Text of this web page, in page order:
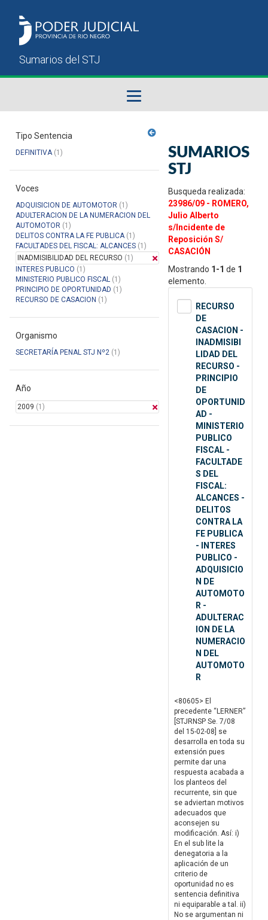
Sumarios del STJ
Manual del Usuario
Tipo Sentencia
DEFINITIVA(1)
Voces
ADQUISICION DE AUTOMOTOR (1)
ADULTERACION DE LA NUMERACION DEL
AUTOMOTOR (1)
DELITOS CONTRA LA FE PUBLICA(1)
FACULTADES DEL FISCAL: ALCANCES (1)
INADMISIBILIDAD DEL RECURSO (1)
INTERES PUBLICO (1)
MINISTERIO PUBLICO FISCAL (1)
PRINCIPIO DE OPORTUNIDAD (1)
RECURSO DE CASACION (1)
Organismo
SECRETARÍA PENAL STJ Nº2 (1)
Año
2009 (1)
SUMARIOS
STJ
Busqueda realizada:
23986/09 - ROMERO,
Julio Alberto
s/Incidente de
Reposición S/
CASACIÓN
Mostrando 1-1 de 1
elemento.
RECURSO
DE
CASACION -
INADMISIBI
LIDAD DEL
RECURSO -
PRINCIPIO
DE
OPORTUNID
AD -
MINISTERIO
PUBLICO
FISCAL -
FACULTADE
S DEL
FISCAL:
ALCANCES -
DELITOS
CONTRA LA
FE PUBLICA
- INTERES
PUBLICO -
ADQUISICIO
N DE
AUTOMOTO
R -
ADULTERAC
ION DE LA
NUMERACIO
N DEL
AUTOMOTO
R
<80605> El
precedente “LERNER”
[STJRNSP Se. 7/08
del 15-02-08] se
desarrolla en toda su
extensión pues
permite dar una
respuesta acabada a
los planteos del
recurrente, sin que
se adviertan motivos
adecuados que
aconsejen su
modificación. Así: i)
En el sub lite la
denegatoria a la
aplicación de un
criterio de
oportunidad no es
sentencia definitiva
ni equiparable a tal. ii)
No se argumentan ni